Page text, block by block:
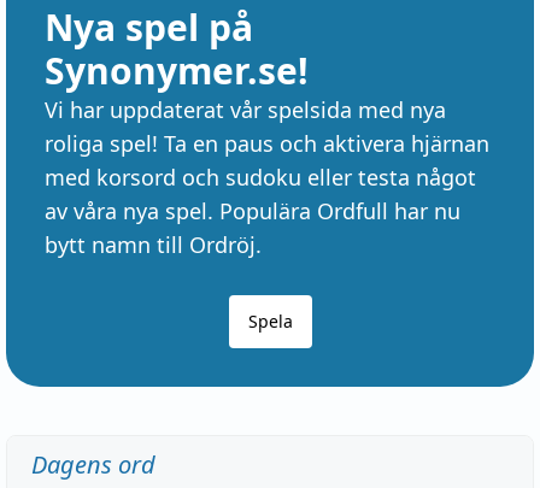
Nya spel på
Synonymer.se!
Vi har uppdaterat vår spelsida med nya
roliga spel! Ta en paus och aktivera hjärnan
med korsord och sudoku eller testa något
av våra nya spel. Populära Ordfull har nu
bytt namn till Ordröj.
Spela
Dagens ord